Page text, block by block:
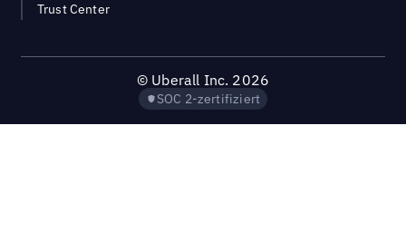
Trust Center
© Uberall Inc. 2026
SOC 2-zertifiziert